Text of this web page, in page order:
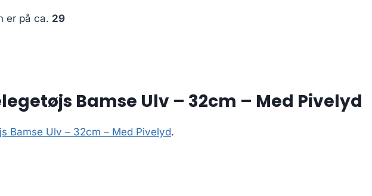
er på ca. 29
Bamse Ulv – 32cm – Med Pivelyd
Bamse Ulv – 32cm – Med Pivelyd.